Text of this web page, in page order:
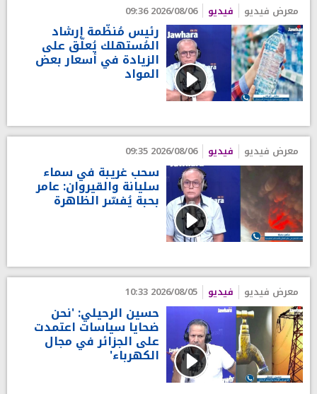
معرض فيديو فيديو 2026/08/06 09:36
رئيس مُنظّمة إرشاد
المُستهلك يُعلّق على
الزيادة في أسعار بعض
المواد
معرض فيديو فيديو 2026/08/06 09:35
سحب غريبة في سماء
سليانة والقيروان: عامر
بحبة يُفسّر الظاهرة
معرض فيديو فيديو 2026/08/05 10:33
حسين الرحيلي: 'نحن
ضحايا سياسات اعتمدت
على الجزائر في مجال
الكهرباء'